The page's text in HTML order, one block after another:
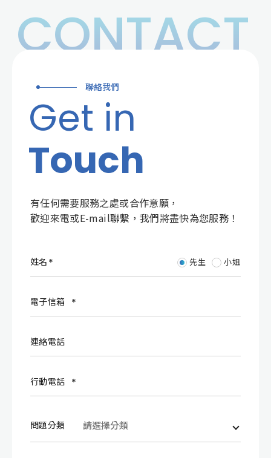
CONTACT
聯絡我們
Get in
Touch
有任何需要服務之處或合作意願，
歡迎來電或E-mail聯繫，我們將盡快為您服務！
姓名 先生 小姐
電子信箱
連絡電話
行動電話
問題分類